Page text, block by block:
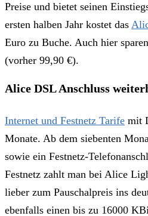
Preise und bietet seinen
ersten halben Jahr kostet das
Euro zu Buche. Auch hier
(vorher 99,90 €).
Alice DSL Anschluss
Internet und Festnetz Tarife mit
Monate. Ab dem siebenten
sowie ein Festnetz-
Festnetz zahlt man bei Alice
lieber zum Pauschalpreis ins
ebenfalls einen bis zu 16000